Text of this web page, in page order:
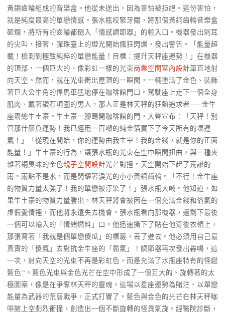
黃銅齒輪組成的音樂盒。他從未送出，因為害怕被拒絕。這份害怕，
就是純度最高的單戀情感。張水瓶咬緊牙關，將那個黃銅齒輪音樂盒
砸爛，將所有的齒輪都倒入「情感調節器」的輸入口。機器發出刺耳
的尖叫，接著，彈珠臺上的燈光開始瘋狂閃爍，發出警告。「能量超
載！檢測到極致純粹的單戀能量！目標：提升天秤座運勢！」在機器
的頂部，一個巨大的、像彩虹一樣的光束商業空間室內設計筆直地射
向天空。然而，就在光束衝出屋頂的一瞬間，一輛塗滿了金色、裝飾
著巨大公牛角的悍馬車猛地停在咖啡館門口。駕駛座上走下一個全身
肌肉、戴著鑽石項圈的男人，那人正是林天秤的狂熱追求者——金牛
座霸總牛土豪。牛土豪一腳踢開咖啡館的門，大聲宣布：「天秤！別
管那什麼負運勢！我已經用一百噸的純金箔買下了今天所有的壞運
氣！」「從現在開始，你的運勢由我主宰！我的金錢，就是你的正面
能量！」牛土豪的行為，讓張水瓶的光束在空中瞬間扭曲，與一種夾
雜著銅臭味的金色親子空間設計光芒對撞。天空開始下起了荒謬的
雨。雨點不是水，而是閃耀著淚光的小小黃銅齒輪。「不行！金牛座
的物質力量太強了！我的單戀被汙染了！」張水瓶大喊。他知道，如
果牛土豪的物質力量勝出，林天秤將會被困在一個充滿金錢和俗氣的
虛假愛情裡，而他將永遠失去機會。張水瓶看向那機器，還剩下最後
一個可以輸入的「情緒燃料」口。他迅速撕下了貼在他背後衣領上，
那張寫著「我就是個單戀傻瓜」的標籤，丟了進去。他必須用自己最
真實的「傻氣」去對抗金牛座的「霸氣」！調節器再次發出轟鳴，這
一次，射向天空的光束不再是彩虹色，而是充滿了水瓶座特有的怪誕
藍色**。藍色光束與金色光芒在空中形成了一個巨大的、旋轉著的太
極圖案，像是在爭奪林天秤的靈魂。這場以星座運勢為賭注、以單戀
能量為武器的荒唐戰爭，正式打響了。藍色與金色的光芒在林天秤咖
啡館上空劇烈衝撞，創造出一個不斷旋轉的怪異氣旋。經醫院診斷，